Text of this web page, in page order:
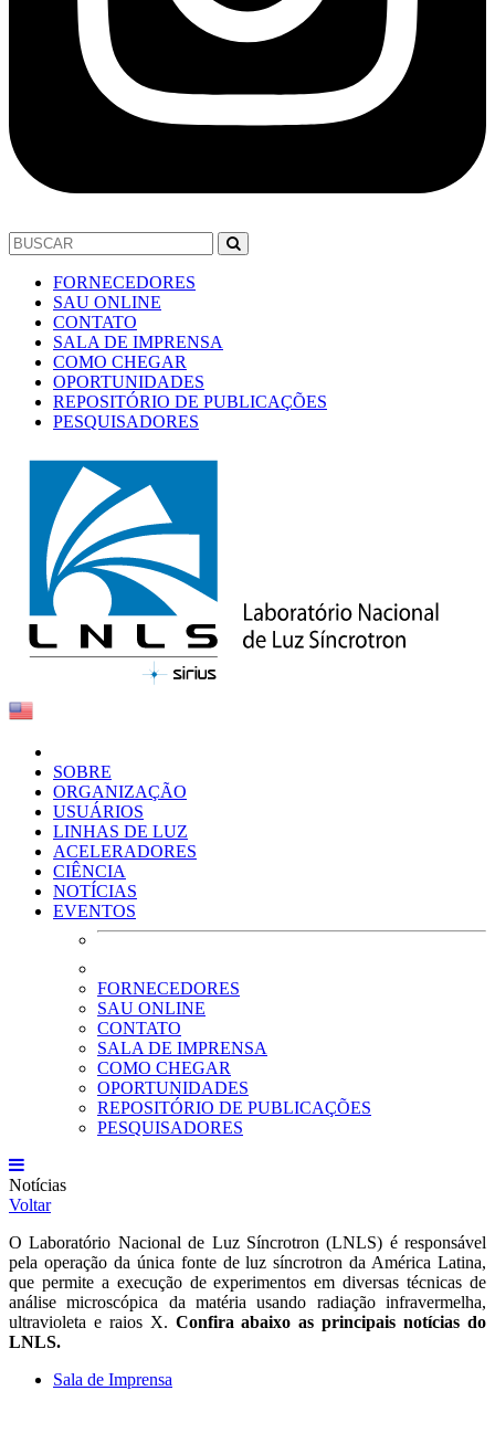
FORNECEDORES
SAU ONLINE
CONTATO
SALA DE IMPRENSA
COMO CHEGAR
OPORTUNIDADES
REPOSITÓRIO DE PUBLICAÇÕES
PESQUISADORES
SOBRE
ORGANIZAÇÃO
USUÁRIOS
LINHAS DE LUZ
ACELERADORES
CIÊNCIA
NOTÍCIAS
EVENTOS
FORNECEDORES
SAU ONLINE
CONTATO
SALA DE IMPRENSA
COMO CHEGAR
OPORTUNIDADES
REPOSITÓRIO DE PUBLICAÇÕES
PESQUISADORES
Notícias
Voltar
O Laboratório Nacional de Luz Síncrotron (LNLS) é responsável
pela operação da única fonte de luz síncrotron da América Latina,
que permite a execução de experimentos em diversas técnicas de
análise microscópica da matéria usando radiação infravermelha,
ultravioleta e raios X. Confira abaixo as principais notícias do
LNLS.
Sala de Imprensa